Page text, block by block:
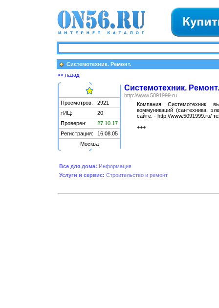
Системотехник. Ремонт.
<< назад
Просмотров:
2921
тИЦ:
20
Проверен:
27.10.17
Регистрация:
16.08.05
Москва
Системотехник. Ремонт.
http://www.5091999.ru
Компания Системотехник
коммуникаций (сантехника,
сайте. - http://www.5091999.ru/
+++
Все для дома: Информация
Услуги и сервис: Строительство и ремонт